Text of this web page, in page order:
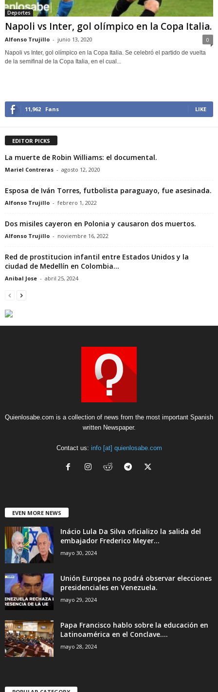
Deportes
Napoli vs Inter, gol olímpico en la Copa Italia.
Alfonso Trujillo - junio 13, 2020 0
Napoli vs Inter, gol olímpico en la Copa Italia. Se celebró el partido de vuelta
de la semifinal de la Copa Italia, en el cual...
11,962 Fans LIKE
EDITOR PICKS
La muerte de Robin Williams: el documental.
Mariel Contreras - agosto 12, 2020
Esposa de Iván Torres, futbolista paraguayo, fue asesinada.
Alfonso Trujillo - febrero 1, 2022
Dos misiles cayeron en Polonia y causaron dos muertos.
Alfonso Trujillo - noviembre 16, 2022
Red de prostitucion infantil entre Estados Unidos y la
ciudad de Medellín en Colombia...
Anibal Jose - abril 25, 2024
Quienlosabe.com is a collection of news from the most important Spanish
written Newspaper.
Contact us: info [at] quienlosabe.com
EVEN MORE NEWS
Inácio Lula Da Silva oficializo la salida del
embajador Frederico Meyer...
mayo 30, 2024
Unión Europea no podrá observar elecciones
presidenciales en Venezuela.
mayo 29, 2024
Papa Francisco hablo sobre la educación en
Latinoamérica en el Conclave....
mayo 28, 2024